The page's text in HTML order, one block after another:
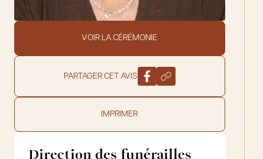
VOIR LA CÉRÉMONIE
PARTAGER CET AVIS
IMPRIMER
Direction des funérailles